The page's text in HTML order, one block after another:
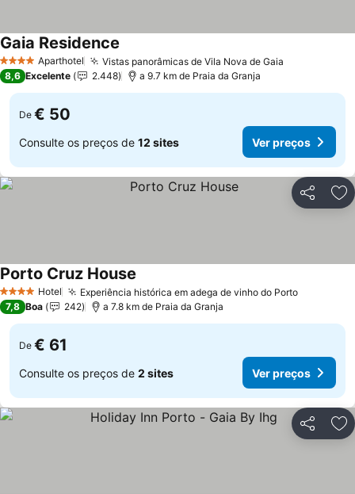
4 EstrelasAparthotel Vistas panorâmicas de Vila Nova de Gaia
Gaia Residence
8,6 Excelente 2.448 a 9.7 km de Praia da Granja
De € 50
Consulte os preços de 12 sites Ver preços
Partilhar
4 EstrelasHotel Experiência histórica em adega de vinho do PortoVer
Porto Cruz House
7,8 Boa 242 a 7.8 km de Praia da Granja
De € 61
Consulte os preços de 2 sites Ver preços
Partilhar